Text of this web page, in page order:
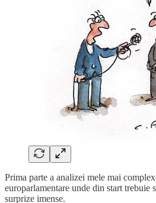
Prima parte a analizei mele mai
europarlamentare unde din start trebuie
surprize imense.